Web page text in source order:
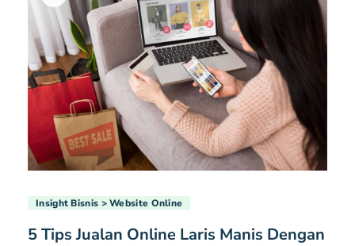
Insight Bisnis Website Online
5 Tips Jualan Online Laris Manis Dengan